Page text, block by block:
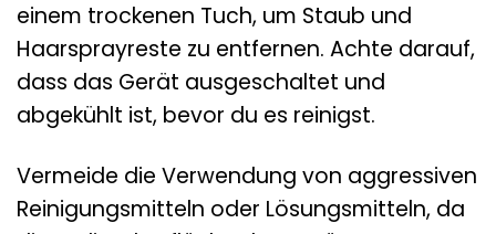
einem trockenen Tuch, um Staub und
Haarsprayreste zu entfernen. Achte darauf,
dass das Gerät ausgeschaltet und
abgekühlt ist, bevor du es reinigst.
Vermeide die Verwendung von aggressiven
Reinigungsmitteln oder Lösungsmitteln, da